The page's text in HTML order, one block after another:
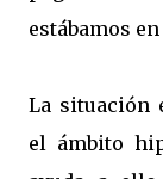
estábamos
La situación
el ámbito